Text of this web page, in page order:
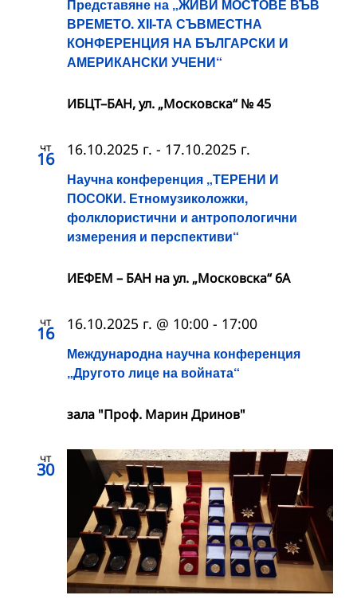
Представяне на „ЖИВИ МОСТОВЕ ВЪВ
ВРЕМЕТО. XII-ТА СЪВМЕСТНА
КОНФЕРЕНЦИЯ НА БЪЛГАРСКИ И
АМЕРИКАНСКИ УЧЕНИ“
ИБЦТ–БАН, ул. „Московска“ № 45
чт
16
Научна конференция „ТЕРЕНИ И
ПОСОКИ. Етномузиколожки,
фолклористични и антропологични
измерения и перспективи“
16.10.2025 г. - 17.10.2025 г.
ИЕФЕМ – БАН на ул. „Московска“ 6A
чт
16
Международна научна конференция
„Другото лице на войната“
16.10.2025 г. @ 10:00 - 17:00
зала "Проф. Марин Дринов"
чт
30